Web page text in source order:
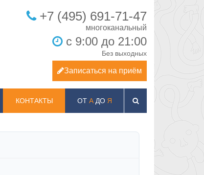
+7 (495) 691-71-47
с 9:00 до 21:00
Без выходных
Записаться на приём
КОНТАКТЫ ОТ АДО Я